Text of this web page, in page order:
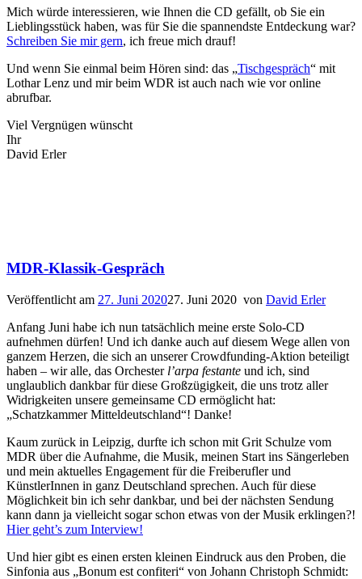
Mich würde interessieren, wie Ihnen die CD gefällt, ob Sie ein
Lieblingsstück haben, was für Sie die spannendste Entdeckung war?
Schreiben Sie mir gern, ich freue mich drauf!
Und wenn Sie einmal beim Hören sind: das „Tischgespräch“ mit
Lothar Lenz und mir beim WDR ist auch nach wie vor online
abrufbar.
Viel Vergnügen wünscht
Ihr
David Erler
MDR-Klassik-Gespräch
Veröffentlicht am 27. Juni 202027. Juni 2020 von David Erler
Anfang Juni habe ich nun tatsächlich meine erste Solo-CD
aufnehmen dürfen! Und ich danke auch auf diesem Wege allen von
ganzem Herzen, die sich an unserer Crowdfunding-Aktion beteiligt
haben – wir alle, das Orchester l’arpa festante und ich, sind
unglaublich dankbar für diese Großzügigkeit, die uns trotz aller
Widrigkeiten unsere gemeinsame CD ermöglicht hat:
„Schatzkammer Mitteldeutschland“! Danke!
Kaum zurück in Leipzig, durfte ich schon mit Grit Schulze vom
MDR über die Aufnahme, die Musik, meinen Start ins Sängerleben
und mein aktuelles Engagement für die Freiberufler und
KünstlerInnen in ganz Deutschland sprechen. Auch für diese
Möglichkeit bin ich sehr dankbar, und bei der nächsten Sendung
kann dann ja vielleicht sogar schon etwas von der Musik erklingen?!
Hier geht’s zum Interview!
Und hier gibt es einen ersten kleinen Eindruck aus den Proben, die
Sinfonia aus „Bonum est confiteri“ von Johann Christoph Schmidt: